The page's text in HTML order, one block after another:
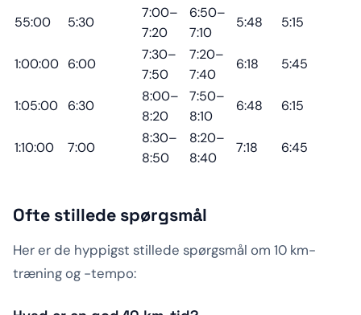
55:00 5:30
7:00–
7:20
6:50–
7:10
5:48 5:15
1:00:00 6:00
7:30–
7:50
7:20–
7:40
6:18 5:45
1:05:00 6:30
8:00–
8:20
7:50–
8:10
6:48 6:15
1:10:00 7:00
8:30–
8:50
8:20–
8:40
7:18 6:45
Ofte stillede spørgsmål
Her er de hyppigst stillede spørgsmål om 10 km-
træning og -tempo: